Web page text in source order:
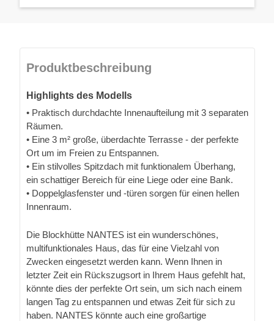
Produktbeschreibung
Highlights des Modells
• Praktisch durchdachte Innenaufteilung mit 3 separaten
Räumen.
• Eine 3 m² große, überdachte Terrasse - der perfekte
Ort um im Freien zu Entspannen.
• Ein stilvolles Spitzdach mit funktionalem Überhang,
ein schattiger Bereich für eine Liege oder eine Bank.
• Doppelglasfenster und -türen sorgen für einen hellen
Innenraum.
Die Blockhütte NANTES ist ein wunderschönes,
multifunktionales Haus, das für eine Vielzahl von
Zwecken eingesetzt werden kann. Wenn Ihnen in
letzter Zeit ein Rückszugsort in Ihrem Haus gefehlt hat,
könnte dies der perfekte Ort sein, um sich nach einem
langen Tag zu entspannen und etwas Zeit für sich zu
haben. NANTES könnte auch eine großartige